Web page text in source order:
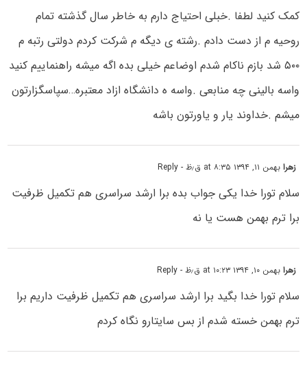
کمک کنید لطفا .خبلی احتیاج دارم به خاطر سال گذشته تمام
روحیه م از دست دادم .رشته ی دیگه م شرکت کردم دولتی رتبه م
۵۰۰ شد بازم ناکام شدم اوضاعم خیلی بده اگه میشه راهنماییم کنید
واسه بالینی چه منابعی .واسه ه دانشگاه ازاد معتبره…سپاسگزارتون
میشم .خداوند یار و یاورتون باشه
زهرابهمن ۱۱, ۱۳۹۴ at ۸:۳۵ ق٫ظ - Reply
سلام تورا خدا یکی جواب بده برا ارشد سراسری هم تکمیل ظرفیت
برا ترم بهمن هست یا نه
زهرابهمن ۱۰, ۱۳۹۴ at ۱۰:۲۳ ق٫ظ - Reply
سلام تورا خدا بگید برا ارشد سراسری هم تکمیل ظرفیت داریم برا
ترم بهمن خسته شدم از بس سایتارو نگاه کردم